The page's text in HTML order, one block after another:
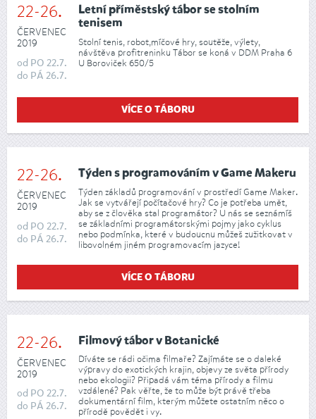
22-26.
ČERVENEC
2019
od PO 22.7.
do PÁ 26.7.
Letní příměstský tábor se stolním
tenisem
Stolní tenis, robot,míčové hry, soutěže, výlety,
návštěva profitreninku Tábor se koná v DDM Praha 6
U Boroviček 650/5
VÍCE O TÁBORU
22-26.
ČERVENEC
2019
od PO 22.7.
do PÁ 26.7.
Týden s programováním v Game Makeru
Týden základů programování v prostředí Game Maker.
Jak se vytvářejí počítačové hry? Co je potřeba umět,
aby se z člověka stal programátor? U nás se seznámíš
se základními programátorskými pojmy jako cyklus
nebo podmínka, které v budoucnu můžeš zužitkovat v
libovolném jiném programovacím jazyce!
VÍCE O TÁBORU
22-26.
ČERVENEC
2019
od PO 22.7.
do PÁ 26.7.
Filmový tábor v Botanické
Díváte se rádi očima filmaře? Zajímáte se o daleké
výpravy do exotických krajin, objevy ze světa přírody
nebo ekologii? Připadá vám téma přírody a filmu
vzdálené? Pak věřte, že to může být právě třeba
dokumentární film, kterým můžete ostatním něco o
přírodě povědět i vy.